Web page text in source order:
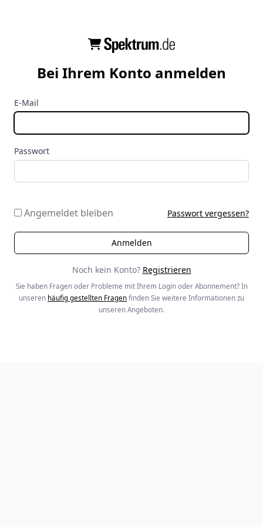
Bei Ihrem Konto anmelden
E-Mail
Passwort
Angemeldet bleiben Passwort vergessen?
Noch kein Konto? Registrieren
Sie haben Fragen oder Probleme mit Ihrem Login oder Abonnement? In
unseren häufig gestellten Fragen finden Sie weitere Informationen zu
unseren Angeboten.